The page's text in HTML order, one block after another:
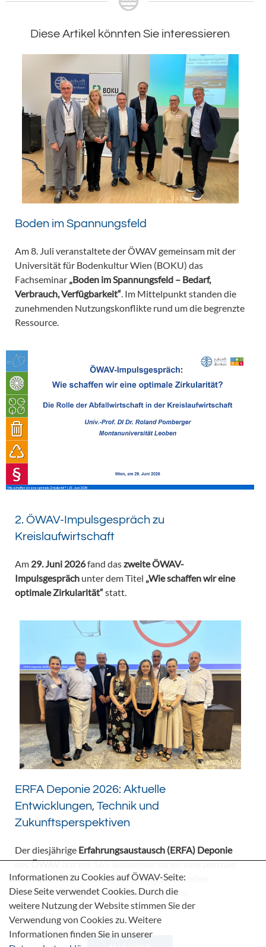
Diese Artikel könnten Sie interessieren
Boden im Spannungsfeld
Am 8. Juli veranstaltete der ÖWAV gemeinsam mit der
Universität für Bodenkultur Wien (BOKU) das
Fachseminar „Boden im Spannungsfeld – Bedarf,
Verbrauch, Verfügbarkeit“ . Im Mittelpunkt standen die
zunehmenden Nutzungskonflikte rund um die begrenzte
Ressource.
2. ÖWAV-Impulsgespräch zu
Kreislaufwirtschaft
Am 29. Juni 2026fand daszweite ÖWAV-
Impulsgespräch unter dem Titel „Wie schaffen wir eine
optimale Zirkularität“statt.
ERFA Deponie 2026: Aktuelle
Entwicklungen, Technik und
Zukunftsperspektiven
Der diesjährige Erfahrungsaustausch (ERFA) Deponie
desÖWAVbot mit 165 Teilnehmer:innen eine zentrale
Plattform für den fachlichen Dialog zu aktuellen
Herausforderungen und Entwicklungen im
Deponiebereich.
Informationen zu Cookies auf ÖWAV-Seite:
Diese Seite verwendet Cookies. Durch die
weitere Nutzung der Website stimmen Sie der
Verwendung von Cookies zu. Weitere
Informationen finden Sie in unserer